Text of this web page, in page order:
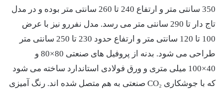
350 سانتی متر و ارتفاع 240 تا 260 سانتی متر بوده و در مدل
تاج دار تا 290 سانتی متر می رسد. مدل نفررو نیز با عرض
100 تا 120 سانتی متر و ارتفاع حدود 230 تا 250 سانتی متر
طراحی می شود. بدنه از پروفیل های صنعتی 80×80 و
40×100 میلی متری و ورق فولادی استاندارد ساخته می شود
که با جوشکاری CO₂ صنعتی به هم متصل شده اند. رنگ آمیزی